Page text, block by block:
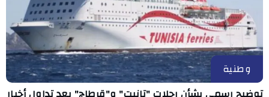
وطنية